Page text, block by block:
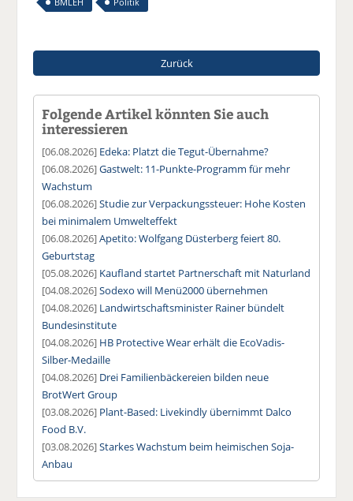
Zurück
Folgende Artikel könnten Sie auch
interessieren
[06.08.2026] Edeka: Platzt die Tegut-Übernahme?
[06.08.2026]Gastwelt: 11-Punkte-Programm für mehr
Wachstum
[06.08.2026]Studie zur Verpackungssteuer: Hohe Kosten
bei minimalem Umwelteffekt
[06.08.2026]Apetito: Wolfgang Düsterberg feiert 80.
Geburtstag
[05.08.2026] Kaufland startet Partnerschaft mit Naturland
[04.08.2026]Sodexo will Menü2000 übernehmen
[04.08.2026] Landwirtschaftsminister Rainer bündelt
Bundesinstitute
[04.08.2026] HB Protective Wear erhält die EcoVadis-
Silber-Medaille
[04.08.2026] Drei Familienbäckereien bilden neue
BrotWert Group
[03.08.2026] Plant-Based: Livekindly übernimmt Dalco
Food B.V.
[03.08.2026]Starkes Wachstum beim heimischen Soja-
Anbau